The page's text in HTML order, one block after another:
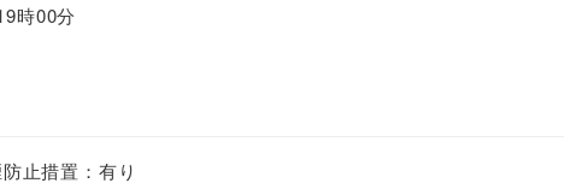
時00分
止措置：有り